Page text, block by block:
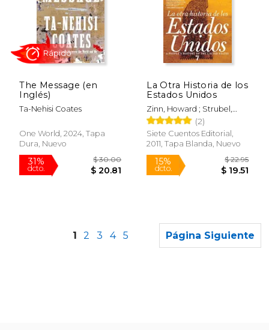
$ 20.00
The Message (en
Inglés)
Ta-Nehisi Coates
One World, 2024, Tapa
Dura, Nuevo
La Otra Historia de los
Estados Unidos
Zinn, Howard ; Strubel,
Toni
(2)
Siete Cuentos Editorial,
2011, Tapa Blanda, Nuevo
1 2 3 4 5 Página Siguiente